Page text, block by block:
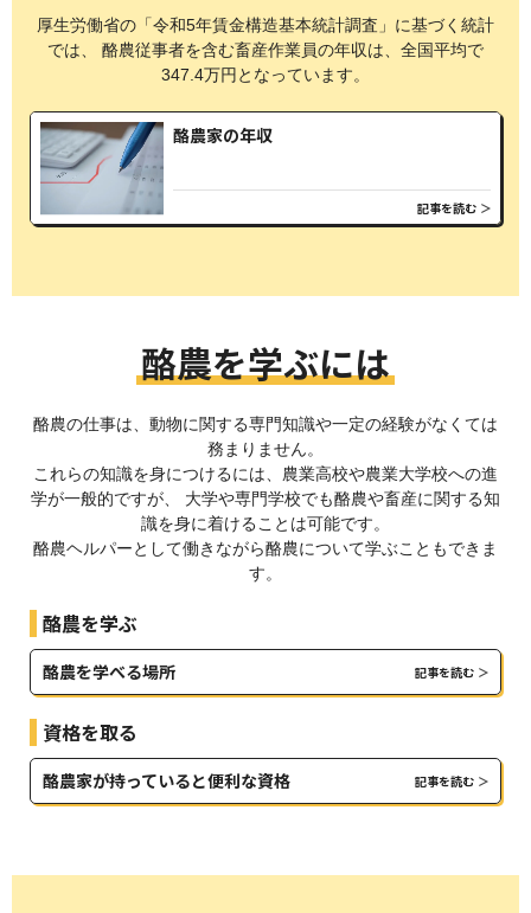
厚生労働省の「令和5年賃金構造基本統計調査」に基づく統計
では、
酪農従事者を含む畜産作業員の年収は、全国平均で
347.4万円となっています。
酪農家の年収
記事を読む
酪農を学ぶには
酪農の仕事は、動物に関する専門知識や一定の経験がなくては
務まりません。
これらの知識を身につけるには、農業高校や農業大学校への進
学が一般的ですが、
大学や専門学校でも酪農や畜産に関する知
識を身に着けることは可能です。
酪農ヘルパーとして働きながら酪農について学ぶこともできま
す。
酪農を学ぶ
酪農を学べる場所 記事を読む
資格を取る
酪農家が持っていると便利な資格 記事を読む